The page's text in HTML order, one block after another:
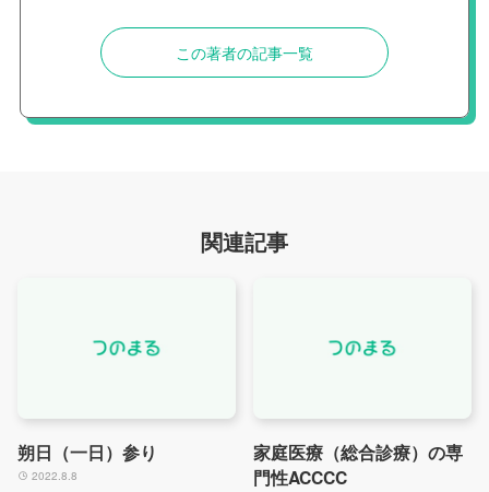
この著者の記事一覧
関連記事
朔日（一日）参り
2022.8.8
家庭医療（総合診療）の専
門性ACCCC